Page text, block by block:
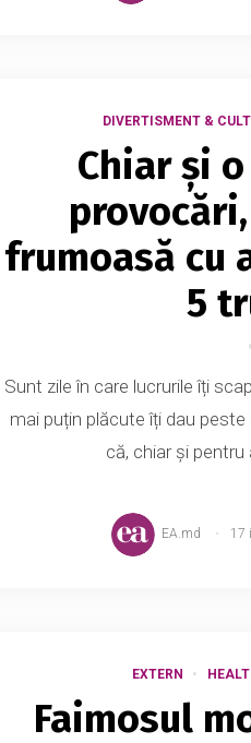
DIVERTISMENT &
Chiar și
frumoasă cu
5
Sunt zile în care lucrurile îți
mai puțin plăcute îți dau
că, chiar și
EA.md 17
EXTERN
Faimosul